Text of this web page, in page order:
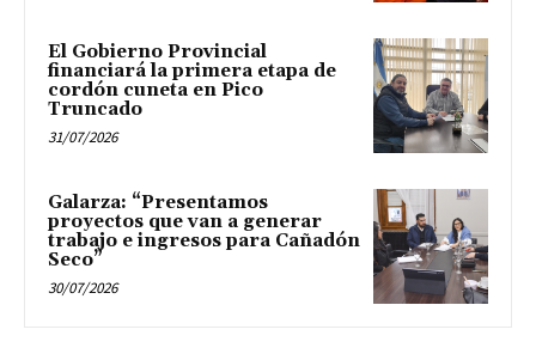
El Gobierno Provincial
financiará la primera etapa de
cordón cuneta en Pico
Truncado
31/07/2026
Galarza: “Presentamos
proyectos que van a generar
trabajo e ingresos para Cañadón
Seco”
30/07/2026